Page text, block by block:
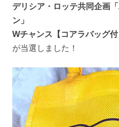
デリシア・ロッテ共同企画
ン」
Wチャンス【コアラバッグ付
が当選しました！